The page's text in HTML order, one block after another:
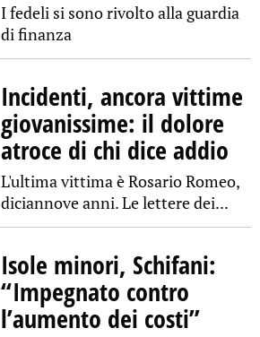
I fedeli si sono rivolto alla guardia
di finanza
Incidenti, ancora vittime
giovanissime: il dolore
atroce di chi dice addio
L'ultima vittima è Rosario Romeo,
diciannove anni. Le lettere dei...
Isole minori, Schifani:
“Impegnato contro
l’aumento dei costi”